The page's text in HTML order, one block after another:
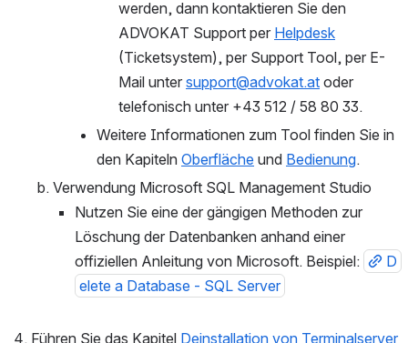
werden, dann kontaktieren Sie den
ADVOKAT Support per Helpdesk
(Ticketsystem), per Support Tool, per E-
Mail unter support@advokat.at oder
telefonisch unter +43 512 / 58 80 33.
Weitere Informationen zum Tool finden Sie in
den Kapiteln Oberfläche und Bedienung.
Verwendung Microsoft SQL Management Studio
Nutzen Sie eine der gängigen Methoden zur
Löschung der Datenbanken anhand einer
offiziellen Anleitung von Microsoft. Beispiel:
D
elete a Database - SQL Server
Führen Sie das Kapitel Deinstallation von Terminalserver